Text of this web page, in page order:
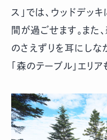
ス」では、ウッドデッ
間が過ごせます。また
のさえずりを耳にし
「森のテーブル」エリア